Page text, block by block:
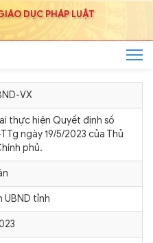
DỤC PHÁP LUẬT
VX
thực hiện Quyết định số
ngày 19/5/2023 của Thủ
phủ.
UBND tỉnh